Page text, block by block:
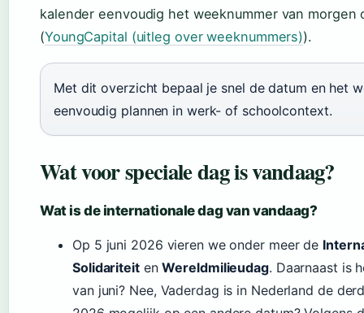
kalender eenvoudig het weeknummer van
(YoungCapital (uitleg over weeknummers)).
Met dit overzicht bepaal je snel de datum en het
eenvoudig plannen in werk- of schoolcontext.
Wat voor speciale dag is vandaag?
Wat is de internationale dag van vandaag?
Op 5 juni 2026 vieren we onder meer de
SolidariteitenWereldmilieudag. Daarnaast is
van juni? Nee, Vaderdag is in Nederland de